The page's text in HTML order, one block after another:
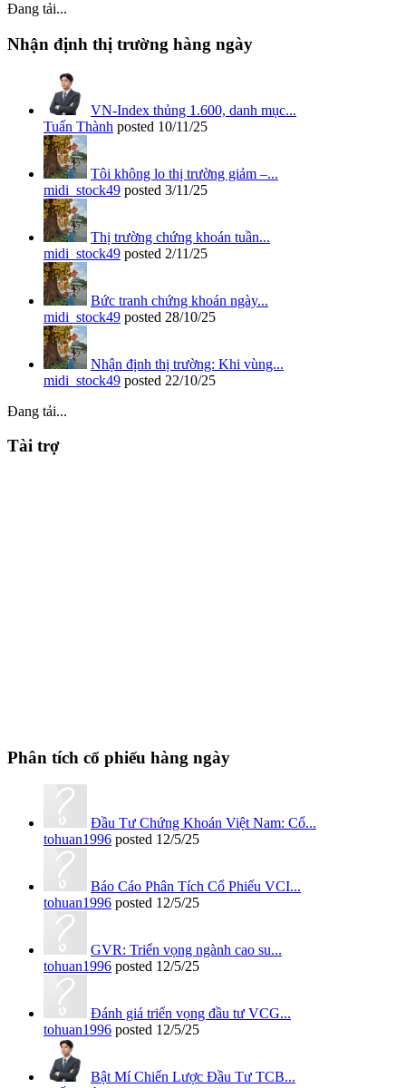
Đang tải...
Nhận định thị trường hàng ngày
VN-Index thủng 1.600, danh mục...
Tuấn Thành posted 10/11/25
Tôi không lo thị trường giảm –...
midi_stock49 posted 3/11/25
Thị trường chứng khoán tuần...
midi_stock49 posted 2/11/25
Bức tranh chứng khoán ngày...
midi_stock49 posted 28/10/25
Nhận định thị trường: Khi vùng...
midi_stock49 posted 22/10/25
Đang tải...
Tài trợ
Phân tích cổ phiếu hàng ngày
Đầu Tư Chứng Khoán Việt Nam: Cổ...
tohuan1996 posted 12/5/25
Báo Cáo Phân Tích Cổ Phiếu VCI...
tohuan1996 posted 12/5/25
GVR: Triển vọng ngành cao su...
tohuan1996 posted 12/5/25
Đánh giá triển vọng đầu tư VCG...
tohuan1996 posted 12/5/25
Bật Mí Chiến Lược Đầu Tư TCB...